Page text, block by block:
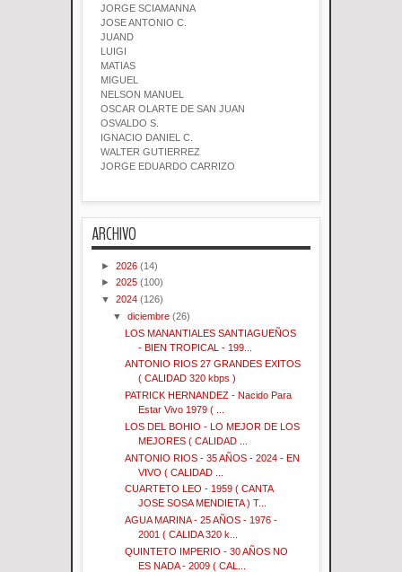
JORGE SCIAMANNA
JOSE ANTONIO C.
JUAND
LUIGI
MATIAS
MIGUEL
NELSON MANUEL
OSCAR OLARTE DE SAN JUAN
OSVALDO S.
IGNACIO DANIEL C.
WALTER GUTIERREZ
JORGE EDUARDO CARRIZO
ARCHIVO
► 2026 (14)
► 2025 (100)
▼ 2024 (126)
▼diciembre (26)
LOS MANANTIALES SANTIAGUEÑOS
- BIEN TROPICAL - 199...
ANTONIO RIOS 27 GRANDES EXITOS
( CALIDAD 320 kbps )
PATRICK HERNANDEZ - Nacido Para
Estar Vivo 1979 ( ...
LOS DEL BOHIO - LO MEJOR DE LOS
MEJORES ( CALIDAD ...
ANTONIO RIOS - 35 AÑOS - 2024 - EN
VIVO ( CALIDAD ...
CUARTETO LEO - 1959 ( CANTA
JOSE SOSA MENDIETA ) T...
AGUA MARINA - 25 AÑOS - 1976 -
2001 ( CALIDA 320 k...
QUINTETO IMPERIO - 30 AÑOS NO
ES NADA - 2009 ( CAL...